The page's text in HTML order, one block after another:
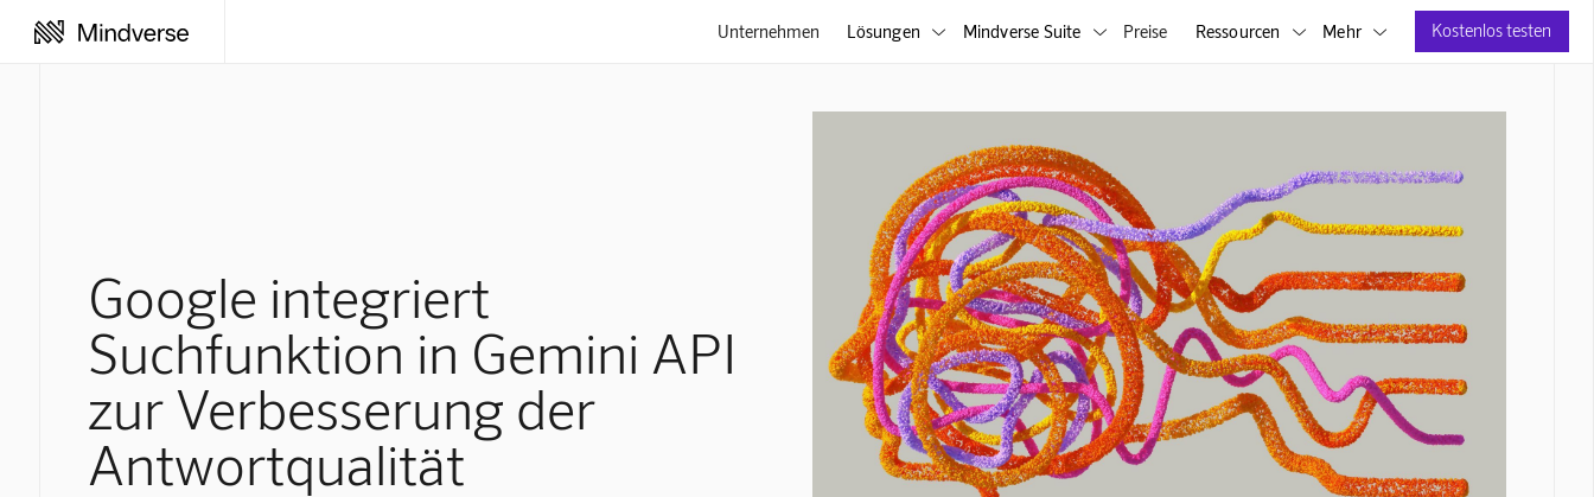
Unternehmen Lösungen  Mindverse Suite  Preise Ressourcen  Mehr  Kostenlos testen
Google integriert
Suchfunktion in Gemini API
zur Verbesserung der
Antwortqualität